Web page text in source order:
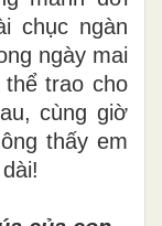
chục ngàn
ngày mai
trao cho
cùng giờ
thấy em